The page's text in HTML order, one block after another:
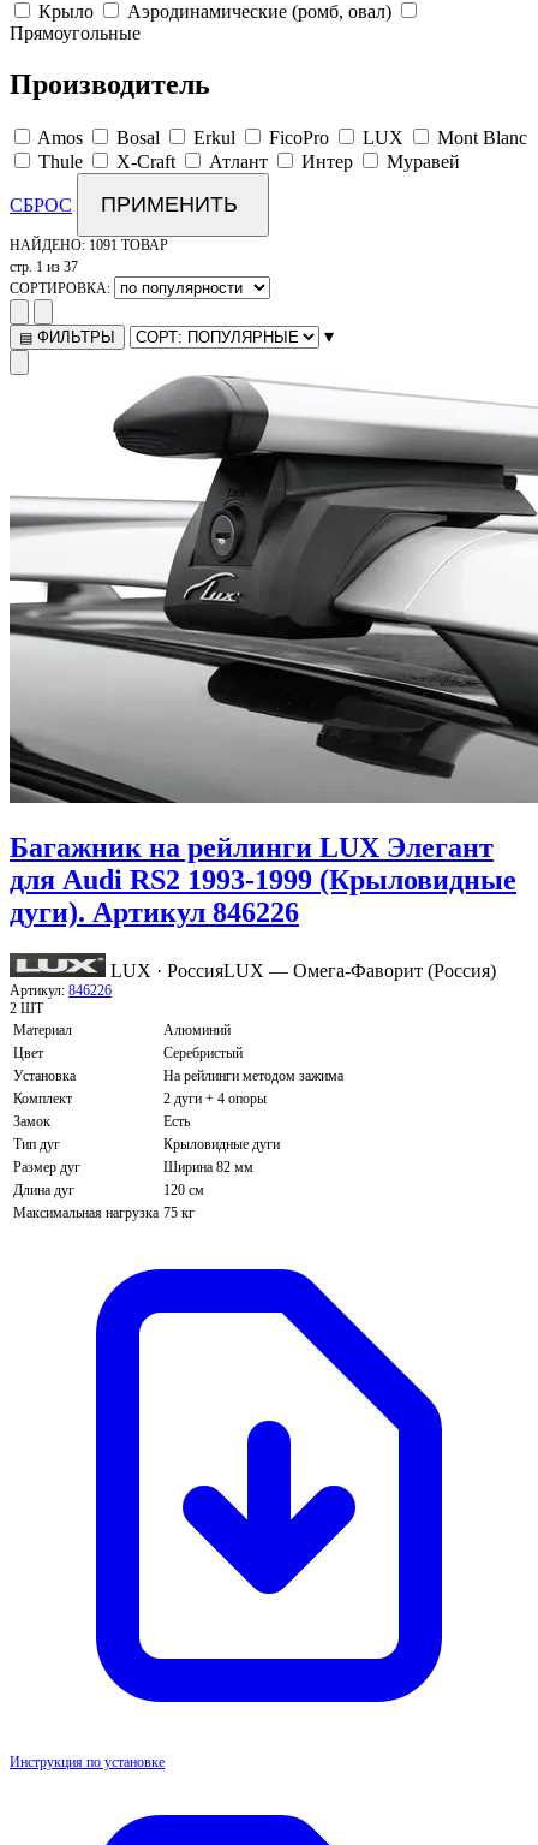
Крыло
Аэродинамические (ромб, овал)
Прямоугольные
Производитель
Amos Bosal Erkul FicoPro LUX
Mont Blanc
Thule
X-Craft Атлант Интер Муравей
СБРОС ПРИМЕНИТЬ
НАЙДЕНО: 1091 ТОВАР
стр. 1 из 37
СОРТИРОВКА:
▤ ФИЛЬТРЫ ▾
Багажник на рейлинги LUX Элегант
для Audi RS2 1993-1999 (Крыловидные
дуги). Артикул 846226
LUX · РоссияLUX — Омега-Фаворит (Россия)
Артикул: 846226
2 ШТ
Материал
Алюминий
Цвет
Серебристый
Установка
На рейлинги методом зажима
Комплект
2 дуги + 4 опоры
Замок
Есть
Тип дуг
Крыловидные дуги
Размер дуг
Ширина 82 мм
Длина дуг
120 см
Максимальная нагрузка 75 кг
Инструкция по установке